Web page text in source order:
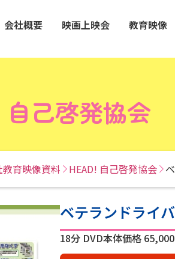
会社概要 映画上映会 教育映像
自己啓発協会
教育映像資料 HEAD! 自己啓発協会
ベテランドライ
18分DVD本体価格 65,000